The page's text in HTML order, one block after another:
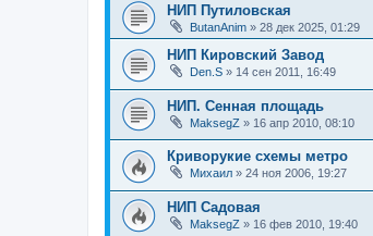
НИП Путиловская
ButanAnim » 28 дек 2025, 01:29
НИП Кировский Завод
Den.S » 14 сен 2011, 16:49
НИП. Сенная площадь
MaksegZ » 16 апр 2010, 08:10
Криворукие схемы метро
Михаил » 24 ноя 2006, 19:27
НИП Садовая
MaksegZ » 16 фев 2010, 19:40